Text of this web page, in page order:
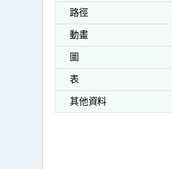
路徑
動畫
圖
表
其他資料